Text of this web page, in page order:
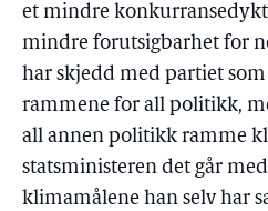
et mindre
mindre forutsigbarhet for
har skjedd med partiet
rammene for all politikk,
all annen politikk ramme
statsministeren det går
klimamålene han selv har